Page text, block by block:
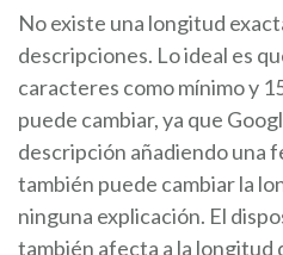
No existe una longitud
descripciones. Lo ideal es
caracteres como mínimo y
puede cambiar, ya que
descripción añadiendo una
también puede cambiar la
ninguna explicación. El
también afecta a la longitud